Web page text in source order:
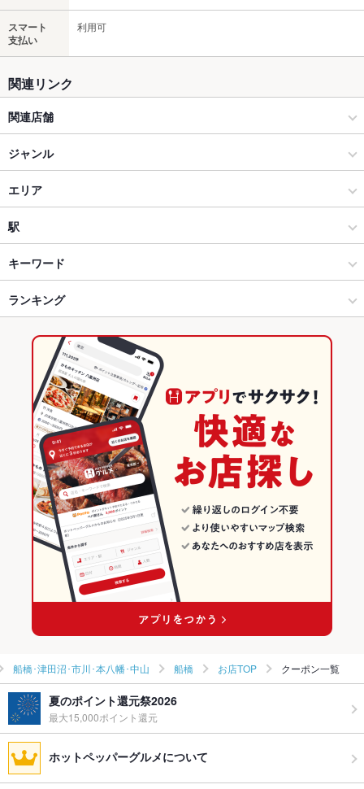
スマート
支払い
利用可
関連リンク
関連店舗
肉と日本酒バル ワラカド
肉と日本酒バル ワラカド 津田沼店
EVERYDAY BURG 津田沼店
肉とワイン ワラカルネ 津田沼店
焼肉 才色兼備
ジャンル
居酒屋
和風
船橋･津田沼･市川･本八幡･中山 × 居酒屋
船橋･津田沼･市川･本八幡･中山 × 和風
船橋駅 × 居酒屋
船橋駅 × 和風
ダイニングバー・バル
スペインバル・イタリアンバール
船橋･津田沼･市川･本八幡･中山 × ダイニングバー・バル
船橋･津田沼･市川･本八幡･中山 × スペインバル・イタリアンバー
船橋駅 × ダイニングバー・バル
船橋駅 × スペインバル・イタリアンバール
エリア
船橋
船橋 × 居酒屋
船橋 × 和風
船橋 × ダイニングバー・バル
船橋 × スペインバル・イタリアンバール
千葉 × 居酒屋
千葉 × 和風
千葉 × ダイニングバー・バル
千葉 × スペインバル・イタリアンバール
駅
津田沼駅
西船橋駅
船橋駅
キーワード
からあげ
アヒージョ 肉寿司
ランキング
千葉のグルメランキング
千葉の居酒屋ランキング
船橋･津田沼･市川･本八幡･中山のグルメランキング
船橋･津田沼･市川･本八幡･中山の居酒屋ランキング
船橋のグルメランキング
船橋の居酒屋ランキング
船橋･津田沼･市川･本八幡･中山 船橋 お店TOP クーポン一覧
夏のポイント還元祭2026
最大15,000ポイント還元
ホットペッパーグルメについて